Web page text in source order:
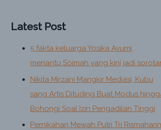
Latest Post
5 fakta keluarga Yosika Ayumi,
menantu Soimah yang kini jadi
Nikita Mirzani Mangkir Mediasi, Kubu
sang Artis Dituding Buat Modus
Bohongi Soal Izin Pengadilan Tinggi
Pernikahan Mewah Putri Tri